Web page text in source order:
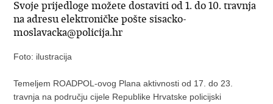
Svoje prijedloge možete dostaviti od 1. do 10. travnja
na adresu elektroničke pošte sisacko-
moslavacka@policija.hr
Foto: ilustracija
Temeljem ROADPOL-ovog Plana aktivnosti od 17. do 23.
travnja na području cijele Republike Hrvatske policijski